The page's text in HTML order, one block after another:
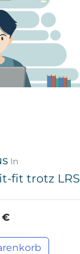
In
fit trotz LRS
€